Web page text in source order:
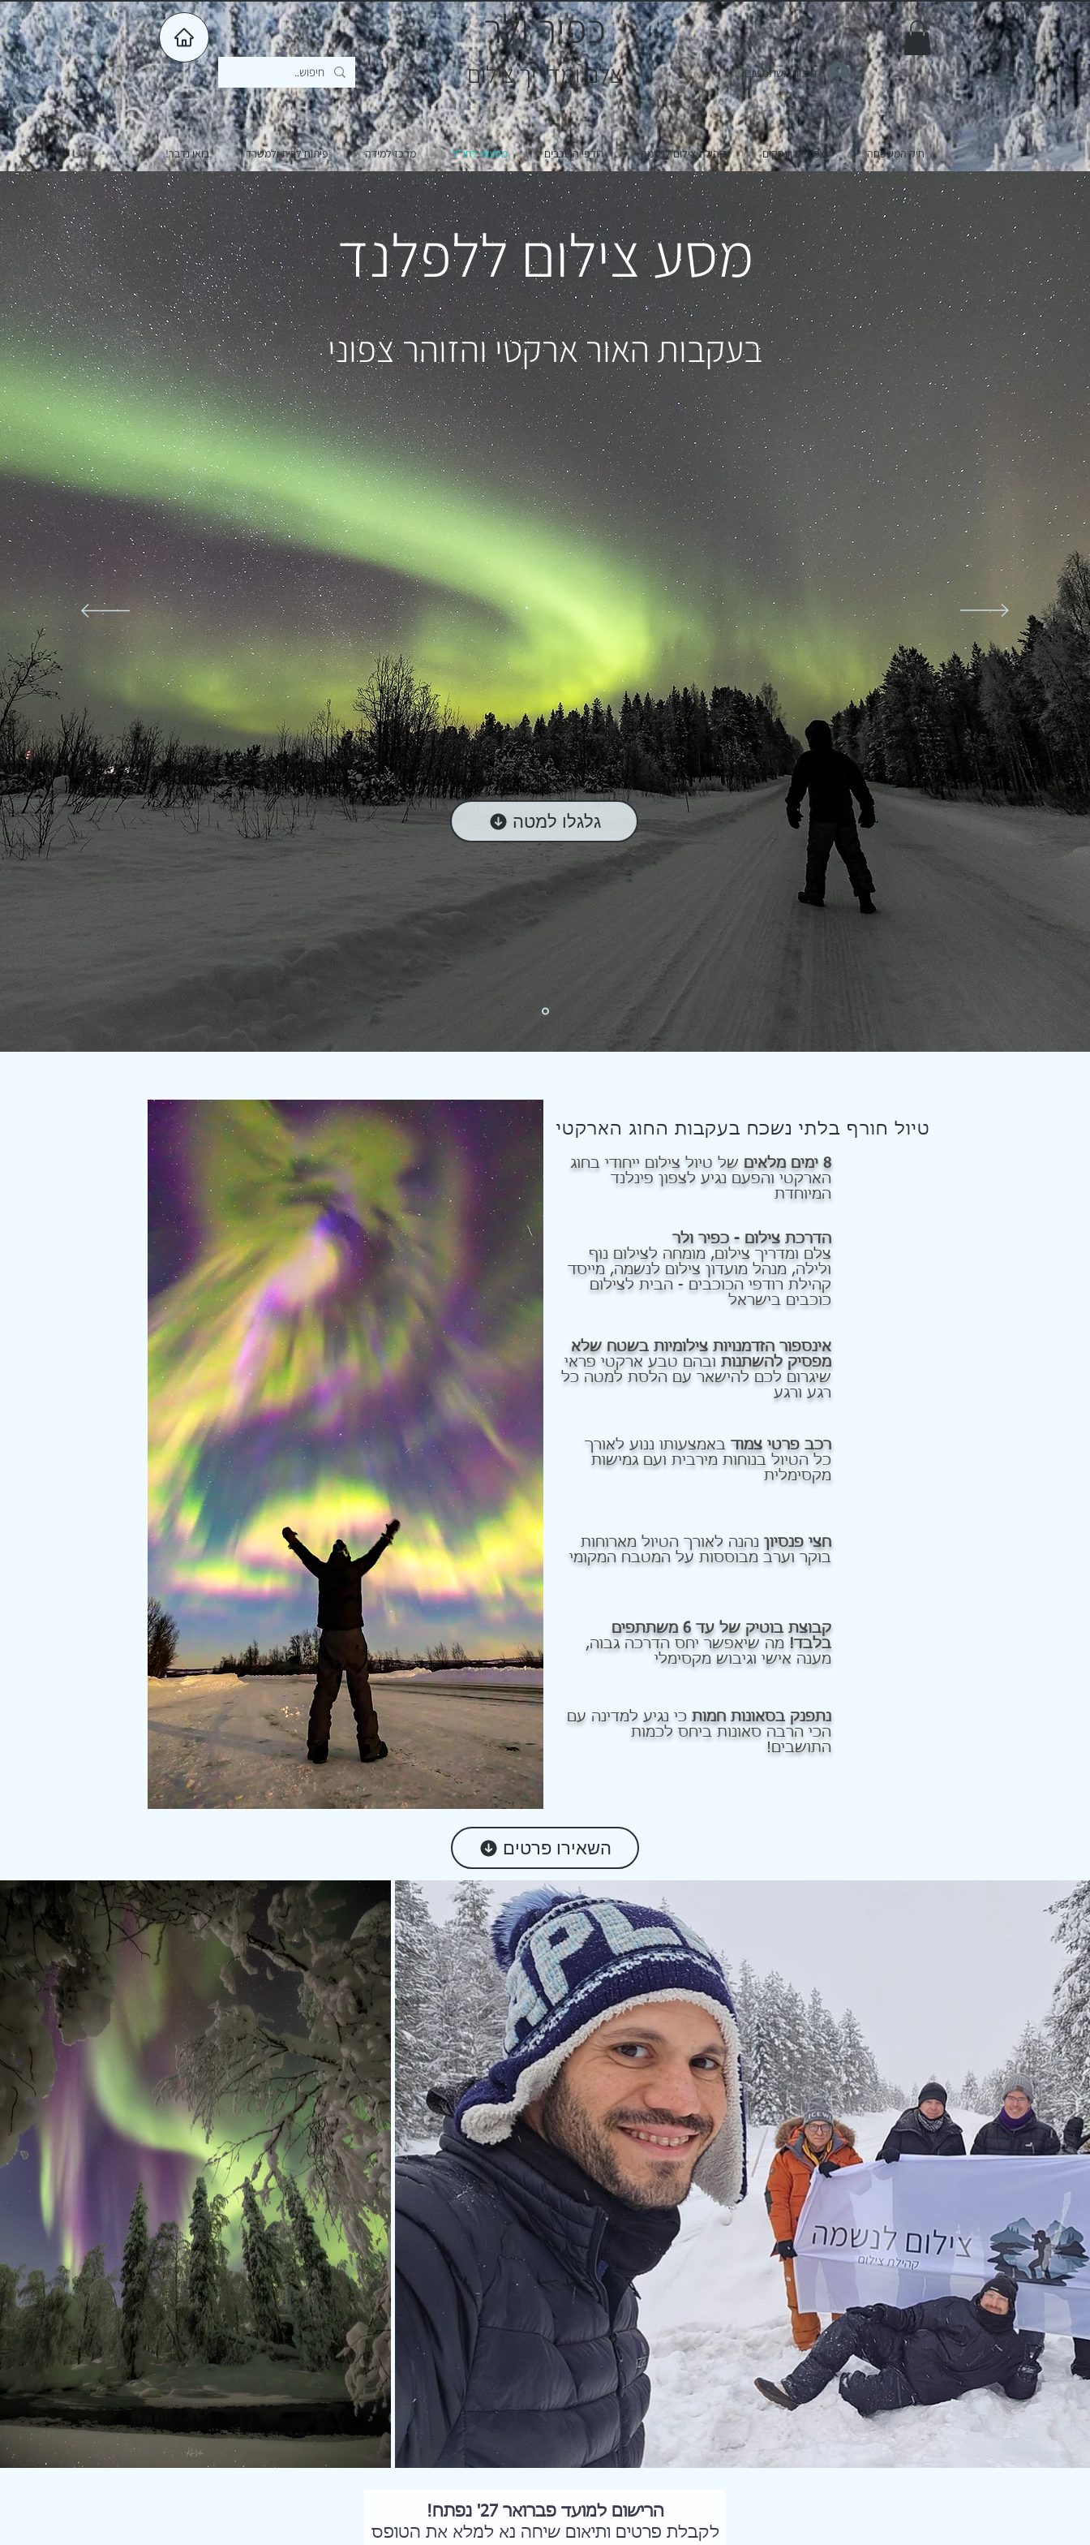
כפיר ולר
צלם ומדריך צילום חיבור משתמשים
חיק המשפחה עצמאיים ועסקים קהילת צילום לנשמה רודפי הכוכבים מסעות לחו"ל מרכז למידה פיתוח לבית ולמשרד בואו נדבר!
מסע צילום ללפלנד
בעקבות האור ארקטי והזוהר צפוני
גלגלו למטה
טיול חורף בלתי נשכח בעקבות החוג הארקטי
8 ימים מלאים
של טיול צילום ייחודי בחוג
הארקטי והפעם נגיע לצפון פינלנד
המיוחדת
הדרכת צילום - כפיר ולר
צלם ומדריך צילום, מומחה לצילום נוף
ולילה, מנהל מועדון צילום לנשמה, מייסד
קהילת רודפי הכוכבים - הבית לצילום
כוכבים בישראל
אינספור הזדמנויות צילומיות בשטח שלא
מפסיק להשתנות ובהם טבע ארקטי פראי
שיגרום לכם להישאר עם הלסת למטה כל
רגע ורגע
רכב פרטי צמוד באמצעותו ננוע לאורך
כל הטיול בנוחות מירבית ועם גמישות
מקסימלית
חצי פנסיון נהנה לאורך הטיול מארוחות
בוקר וערב מבוססות על המטבח המקומי
קבוצת בוטיק של עד 6 משתתפים
בלבד! מה שיאפשר יחס הדרכה גבוה,
מענה אישי וגיבוש מקסימלי
נתפנק בסאונות חמות כי נגיע למדינה עם
הכי הרבה סאונות ביחס לכמות
התושבים!
השאירו פרטים
הרישום למועד פברואר 27' נפתח!
לקבלת פרטים ותיאום שיחה נא למלא את הטופס